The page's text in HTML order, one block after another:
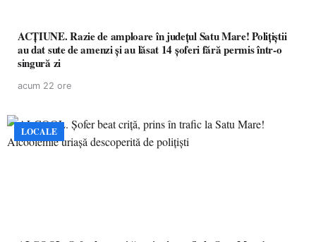
ACȚIUNE. Razie de amploare în județul Satu Mare! Polițiștii
au dat sute de amenzi și au lăsat 14 șoferi fără permis într-o
singură zi
acum 22 ore
LOCALE